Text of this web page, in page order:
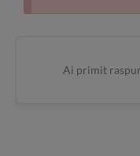
Ai primit